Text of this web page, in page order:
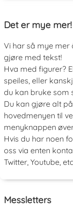
Det er mye mer!
Vi har så mye mer
gjøre med tekst!
Hva med figurer?
speiles, eller
du kan bruke som
Du kan gjøre alt
hovedmenyen til
menyknappen
Hvis du har noen
oss via enten
Twitter, Youtube,
Messletters